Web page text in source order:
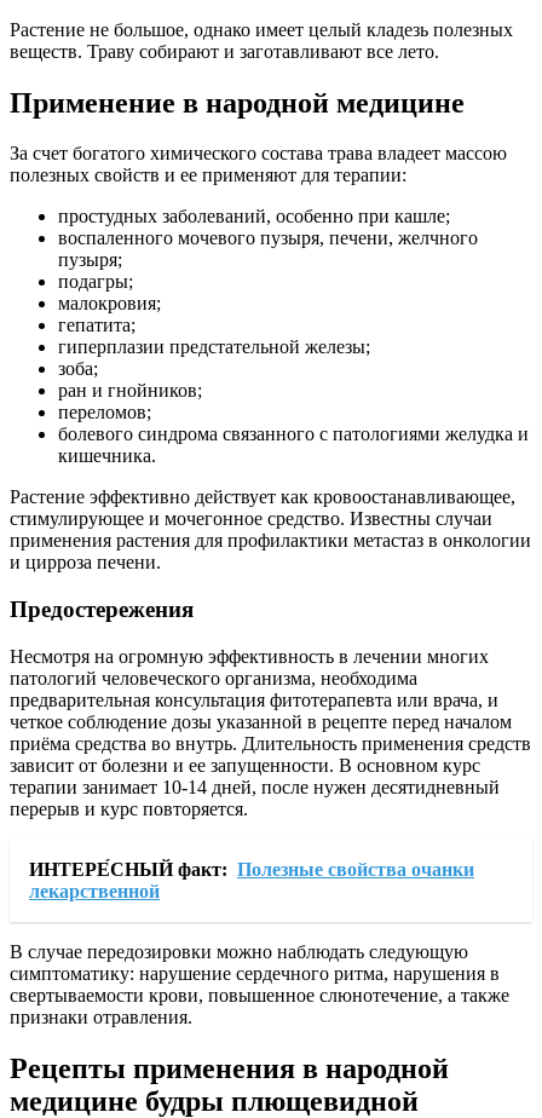
Растение не большое, однако имеет целый кладезь полезных
веществ. Траву собирают и заготавливают все лето.
Применение в народной медицине
За счет богатого химического состава трава владеет массою
полезных свойств и ее применяют для терапии:
простудных заболеваний, особенно при кашле;
воспаленного мочевого пузыря, печени, желчного
пузыря;
подагры;
малокровия;
гепатита;
гиперплазии предстательной железы;
зоба;
ран и гнойников;
переломов;
болевого синдрома связанного с патологиями желудка и
кишечника.
Растение эффективно действует как кровоостанавливающее,
стимулирующее и мочегонное средство. Известны случаи
применения растения для профилактики метастаз в онкологии
и цирроза печени.
Предостережения
Несмотря на огромную эффективность в лечении многих
патологий человеческого организма, необходима
предварительная консультация фитотерапевта или врача, и
четкое соблюдение дозы указанной в рецепте перед началом
приёма средства во внутрь. Длительность применения средств
зависит от болезни и ее запущенности. В основном курс
терапии занимает 10-14 дней, после нужен десятидневный
перерыв и курс повторяется.
ИНТЕРЕ́СНЫЙ факт: Полезные свойства очанки
лекарственной
В случае передозировки можно наблюдать следующую
симптоматику: нарушение сердечного ритма, нарушения в
свертываемости крови, повышенное слюнотечение, а также
признаки отравления.
Рецепты применения в народной
медицине будры плющевидной